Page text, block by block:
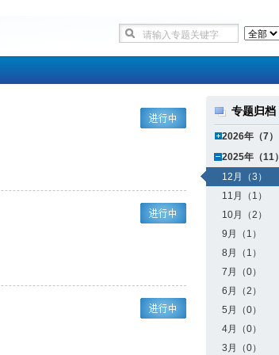
专题归档
2026年（7）
2025年（11）
12月（3）
11月（1）
10月（2）
9月（1）
8月（1）
7月（0）
6月（2）
5月（0）
4月（0）
3月（0）